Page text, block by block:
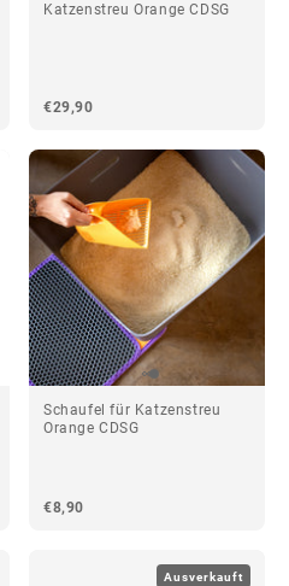
Katzenstreu Orange CDSG
€29,90
Schaufel für Katzenstreu
Orange CDSG
€8,90
Ausverkauft